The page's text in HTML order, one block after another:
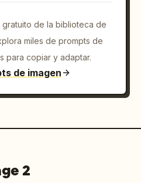
gratuito de la biblioteca de
miles de prompts de
para copiar y adaptar.
de imagen
2